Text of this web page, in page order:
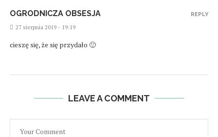
OGRODNICZA OBSESJA
27 sierpnia 2019 - 19:19
cieszę się, że się przydało 🙂
REPLY
LEAVE A COMMENT